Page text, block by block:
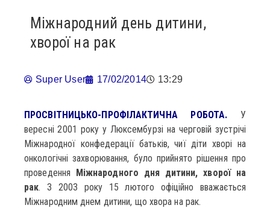
Міжнародний день дитини,
хворої на рак
Super User 17/02/2014 13:29
ПРОСВІТНИЦЬКО-ПРОФІЛАКТИЧНА РОБОТА. У
вересні 2001 року у Люксембурзі на черговій зустрічі
Міжнародної конфедерації батьків, чиї діти хворі на
онкологічні захворювання, було прийнято рішення про
проведення Міжнародного дня дитини, хворої на
рак. З 2003 року 15 лютого офіційно вважається
Міжнародним днем дитини, що хвора на рак.